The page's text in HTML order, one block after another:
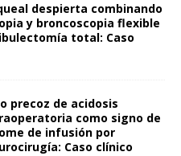
despierta combinando
y broncoscopia flexible
total: Caso
precoz de acidosis
como signo de
de infusión por
Caso clínico